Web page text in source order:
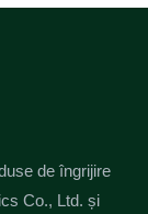
de îngrijire
Co., Ltd. și